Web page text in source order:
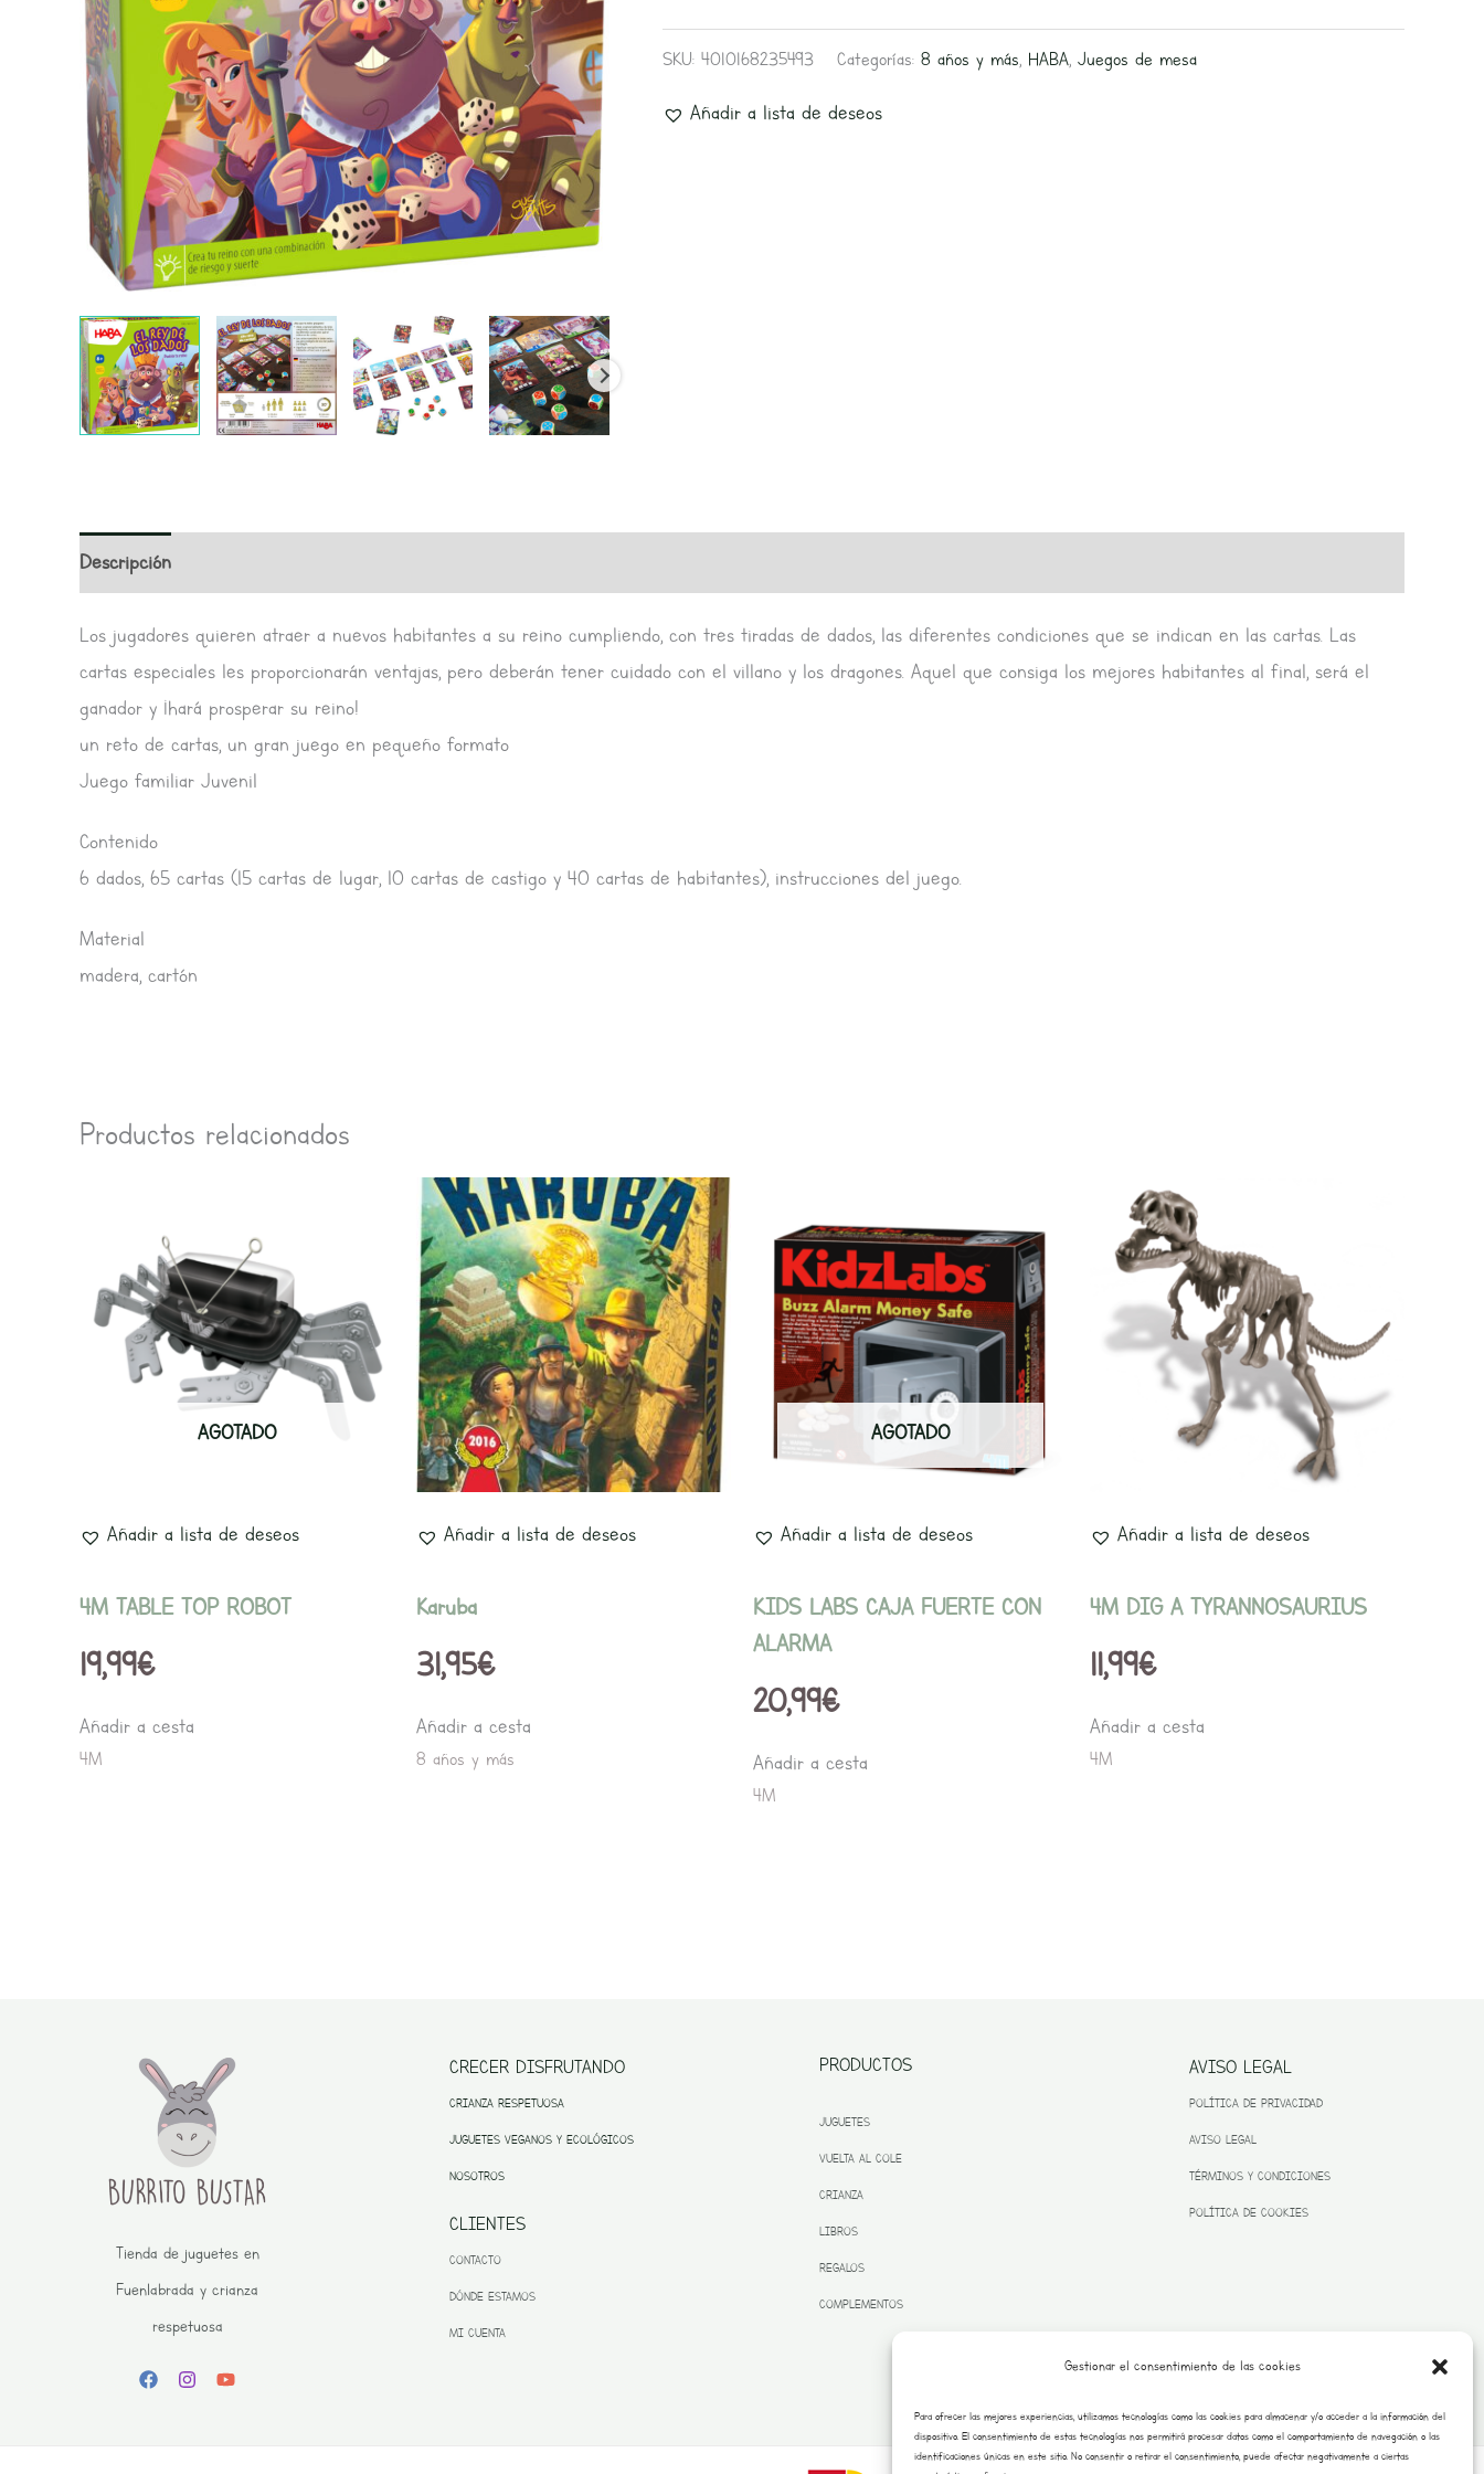
Gestionar el consentimiento de las cookies
Para ofrecer las mejores experiencias, utilizamos tecnologías como las cookies para almacenar y/o acceder a la información del
dispositivo. El consentimiento de estas tecnologías nos permitirá procesar datos como el comportamiento de navegación o las
identificaciones únicas en este sitio. No consentir o retirar el consentimiento, puede afectar negativamente a ciertas
SKU: 4010168235493 Categorías: 8 años y más, HABA, Juegos de mesa
Añadir a lista de deseos
Descripción
Los jugadores quieren atraer a nuevos habitantes a su reino cumpliendo, con tres tiradas de dados, las diferentes condiciones que se indican en las cartas. Las
cartas especiales les proporcionarán ventajas, pero deberán tener cuidado con el villano y los dragones. Aquel que consiga los mejores habitantes al final, será el
ganador y ¡hará prosperar su reino!
un reto de cartas, un gran juego en pequeño formato
Juego familiar Juvenil
Contenido
6 dados, 65 cartas (15 cartas de lugar, 10 cartas de castigo y 40 cartas de habitantes), instrucciones del juego.
Material
madera, cartón
Productos relacionados
AGOTADO
Añadir a lista de deseos
4M TABLE TOP ROBOT
19,99€
Añadir a cesta
4M
Añadir a lista de deseos
Karuba
31,95€
Añadir a cesta
8 años y más
AGOTADO
Añadir a lista de deseos
KIDS LABS CAJA FUERTE CON
ALARMA
20,99€
Añadir a cesta
4M
Añadir a lista de deseos
4M DIG A TYRANNOSAURIUS
11,99€
Añadir a cesta
4M
Tienda de juguetes en
Fuenlabrada y crianza
respetuosa
CRECER DISFRUTANDO
CRIANZA RESPETUOSA
JUGUETES VEGANOS Y ECOLÓGICOS
NOSOTROS
CLIENTES
CONTACTO
DÓNDE ESTAMOS
MI CUENTA
PRODUCTOS
JUGUETES
VUELTA AL COLE
CRIANZA
LIBROS
REGALOS
COMPLEMENTOS
AVISO LEGAL
POLÍTICA DE PRIVACIDAD
AVISO LEGAL
TÉRMINOS Y CONDICIONES
POLÍTICA DE COOKIES